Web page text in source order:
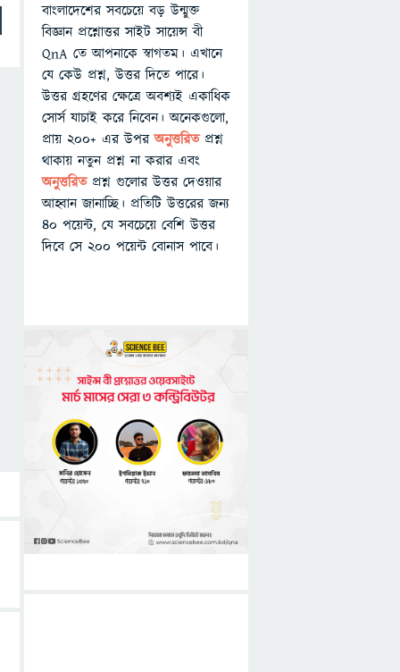
বাংলাদেশের সবচেয়ে বড় উন্মুক্ত
বিজ্ঞান প্রশ্নোত্তর সাইট সায়েন্স বী
QnA তে আপনাকে স্বাগতম। এখানে
যে কেউ প্রশ্ন, উত্তর দিতে পারে।
উত্তর গ্রহণের ক্ষেত্রে অবশ্যই একাধিক
সোর্স যাচাই করে নিবেন। অনেকগুলো,
প্রায় ২০০+ এর উপরঅনুত্তরিতপ্রশ্ন
থাকায় নতুন প্রশ্ন না করার এবং
অনুত্তরিত প্রশ্ন গুলোর উত্তর দেওয়ার
আহ্বান জানাচ্ছি। প্রতিটি উত্তরের জন্য
৪০ পয়েন্ট, যে সবচেয়ে বেশি উত্তর
দিবে সে ২০০ পয়েন্ট বোনাস পাবে।